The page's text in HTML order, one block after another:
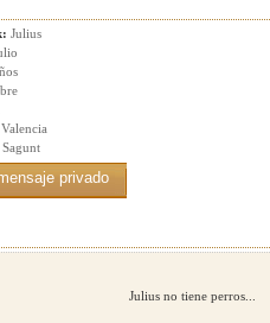
Julius
Valencia
Sagunt
Julius no tiene perros...